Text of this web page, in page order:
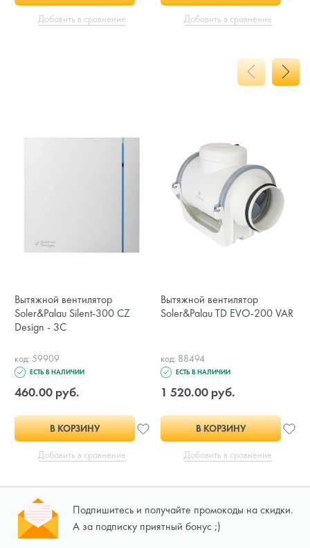
Добавить в сравнение Добавить в сравнение
Вытяжной вентилятор
Soler&Palau Silent-300 CZ
Design - 3C
код: 59909
ЕСТЬ В НАЛИЧИИ
460.00 руб.
В КОРЗИНУ
Добавить в сравнение
Вытяжной вентилятор
Soler&Palau TD EVO-200 VAR
код: 88494
ЕСТЬ В НАЛИЧИИ
1 520.00 руб.
В КОРЗИНУ
Добавить в сравнение
Подпишитесь и получайте промокоды на скидки.
А за подписку приятный бонус ;)